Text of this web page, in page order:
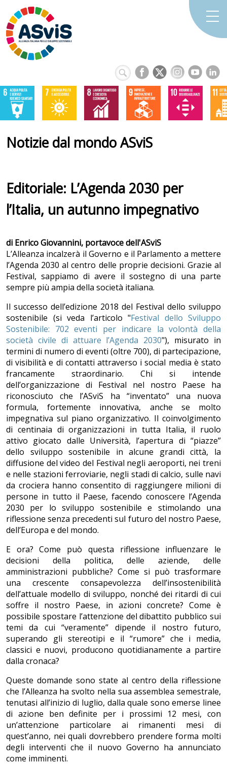
Notizie dal mondo ASviS
Editoriale: L’Agenda 2030 per
l’Italia, un autunno impegnativo
di Enrico Giovannini, portavoce dell'ASviS
L’Alleanza incalzerà il Governo e il Parlamento a mettere
l’Agenda 2030 al centro delle proprie decisioni. Grazie al
Festival, sappiamo di avere il sostegno di una parte
sempre più ampia della società italiana.
Il successo dell’edizione 2018 del Festival dello sviluppo
sostenibile (si veda l’articolo "Festival dello Sviluppo
Sostenibile: 702 eventi per indicare la volontà della
società civile di attuare l’Agenda 2030"), misurato in
termini di numero di eventi (oltre 700), di partecipazione,
di visibilità e di contatti attraverso i social media è stato
francamente straordinario. Chi si intende
dell’organizzazione di Festival nel nostro Paese ha
riconosciuto che l’ASviS ha “inventato” una nuova
formula, fortemente innovativa, anche se molto
impegnativa sul piano organizzativo. Il coinvolgimento
di centinaia di organizzazioni in tutta Italia, il ruolo
attivo giocato dalle Università, l’apertura di “piazze”
dello sviluppo sostenibile in alcune grandi città, la
diffusione del video del Festival negli aeroporti, nei treni
e nelle stazioni ferroviarie, negli stadi di calcio, sulle navi
da crociera hanno consentito di raggiungere milioni di
persone in tutto il Paese, facendo conoscere l’Agenda
2030 per lo sviluppo sostenibile e stimolando una
riflessione senza precedenti sul futuro del nostro Paese,
dell’Europa e del mondo.
E ora? Come può questa riflessione influenzare le
decisioni della politica, delle aziende, delle
amministrazioni pubbliche? Come si può trasformare
una crescente consapevolezza dell’insostenibilità
dell’attuale modello di sviluppo, nonché dei ritardi di cui
soffre il nostro Paese, in azioni concrete? Come è
possibile spostare l’attenzione del dibattito pubblico sui
temi da cui “veramente” dipende il nostro futuro,
superando gli stereotipi e il “rumore” che i media,
classici e nuovi, producono quotidianamente a partire
dalla cronaca?
Queste domande sono state al centro della riflessione
che l’Alleanza ha svolto nella sua assemblea semestrale,
tenutasi all’inizio di luglio, dalla quale sono emerse linee
di azione ben definite per i prossimi 12 mesi, con
un’attenzione particolare ai rimanenti mesi di
quest’anno, nei quali dovrebbero prendere forma molti
degli interventi che il nuovo Governo ha annunciato
come imminenti.